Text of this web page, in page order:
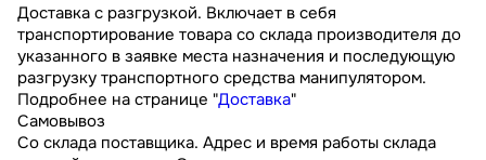
Доставка с разгрузкой. Включает в себя
транспортирование товара со склада производителя до
указанного в заявке места назначения и последующую
разгрузку транспортного средства манипулятором.
Подробнее на странице "Доставка"
Самовывоз
Со склада поставщика. Адрес и время работы склада